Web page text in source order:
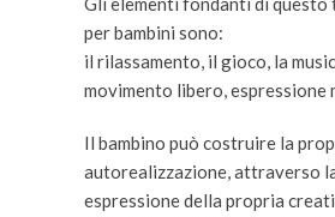
per bambini sono:
il rilassamento, il gioco, la
movimento libero, espressione
Il bambino può costruire la
autorealizzazione, attraverso
espressione della propria